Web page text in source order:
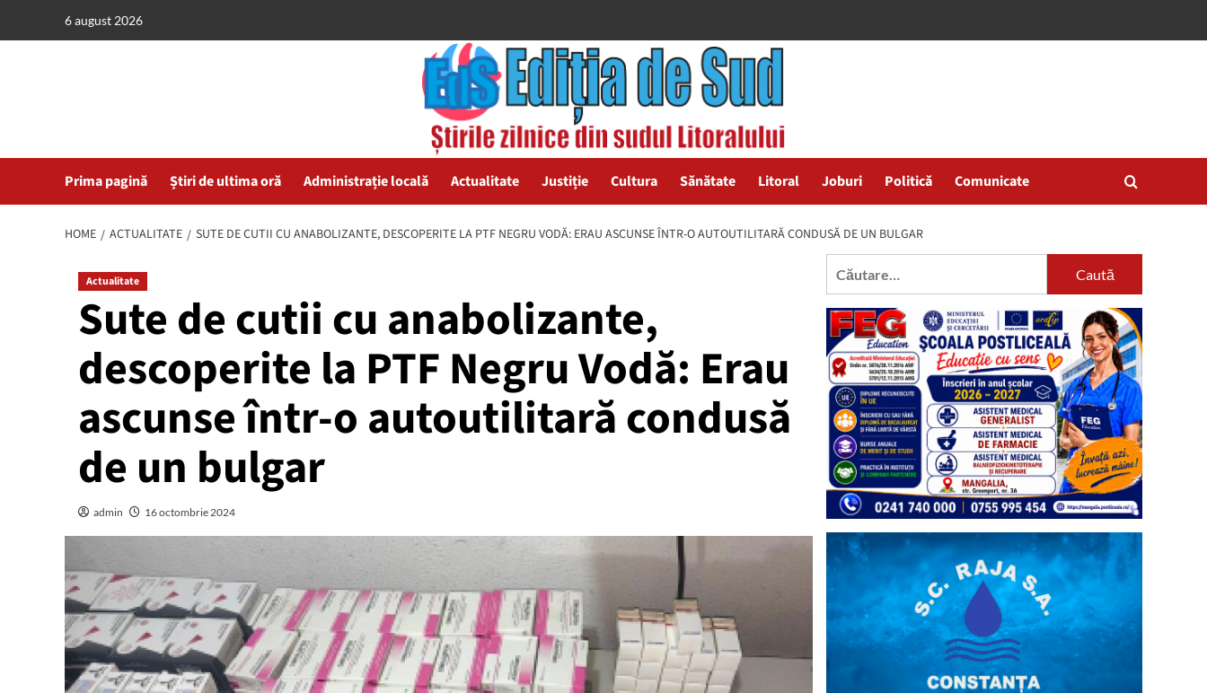
6 august 2026
Prima pagină Știri de ultima oră Administrație locală Actualitate Justiție Cultura Sănătate Litoral Joburi Politică Comunicate
HOME ACTUALITATE SUTE DE CUTII CU ANABOLIZANTE, DESCOPERITE LA PTF NEGRU VODĂ: ERAU ASCUNSE ÎNTR-O AUTOUTILITARĂ CONDUSĂ DE UN BULGAR
Actualitate
Sute de cutii cu anabolizante,
descoperite la PTF Negru Vodă: Erau
ascunse într-o autoutilitară condusă
de un bulgar
admin 16 octombrie 2024
Caută